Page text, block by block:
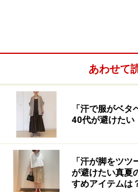
差がつくディティールまで
き続き、オーダースーツのシ
年現在は閉店） からお届けし
≫≫2016年のオーダースー
してみてください。
あわせて
「汗で服がベタ
40代が避けたい
「汗が脚をツ
が避けたい真夏
すめアイテムは